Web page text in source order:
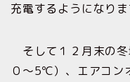
充電するようになりま
そして１２月末の
０〜5℃）、エアコン